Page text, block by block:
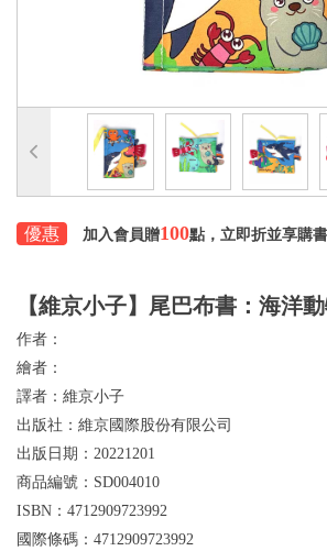
優惠 加入會員贈100點，立即折並享購書
【維京小子】尾巴布書：海洋
作者：
繪者：
譯者： 維京小子
出版社： 維京國際股份有限公司
出版日期： 20221201
商品編號： SD004010
ISBN： 4712909723992
國際條碼： 4712909723992